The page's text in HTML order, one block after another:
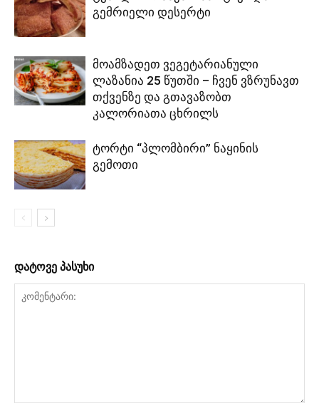
გემრიელი დესერტი
მოამზადეთ ვეგეტარიანული
ლაზანია 25 წუთში – ჩვენ ვზრუნავთ
თქვენზე და გთავაზობთ
კალორიათა ცხრილს
ტორტი “პლომბირი” ნაყინის
გემოთი
დატოვე პასუხი